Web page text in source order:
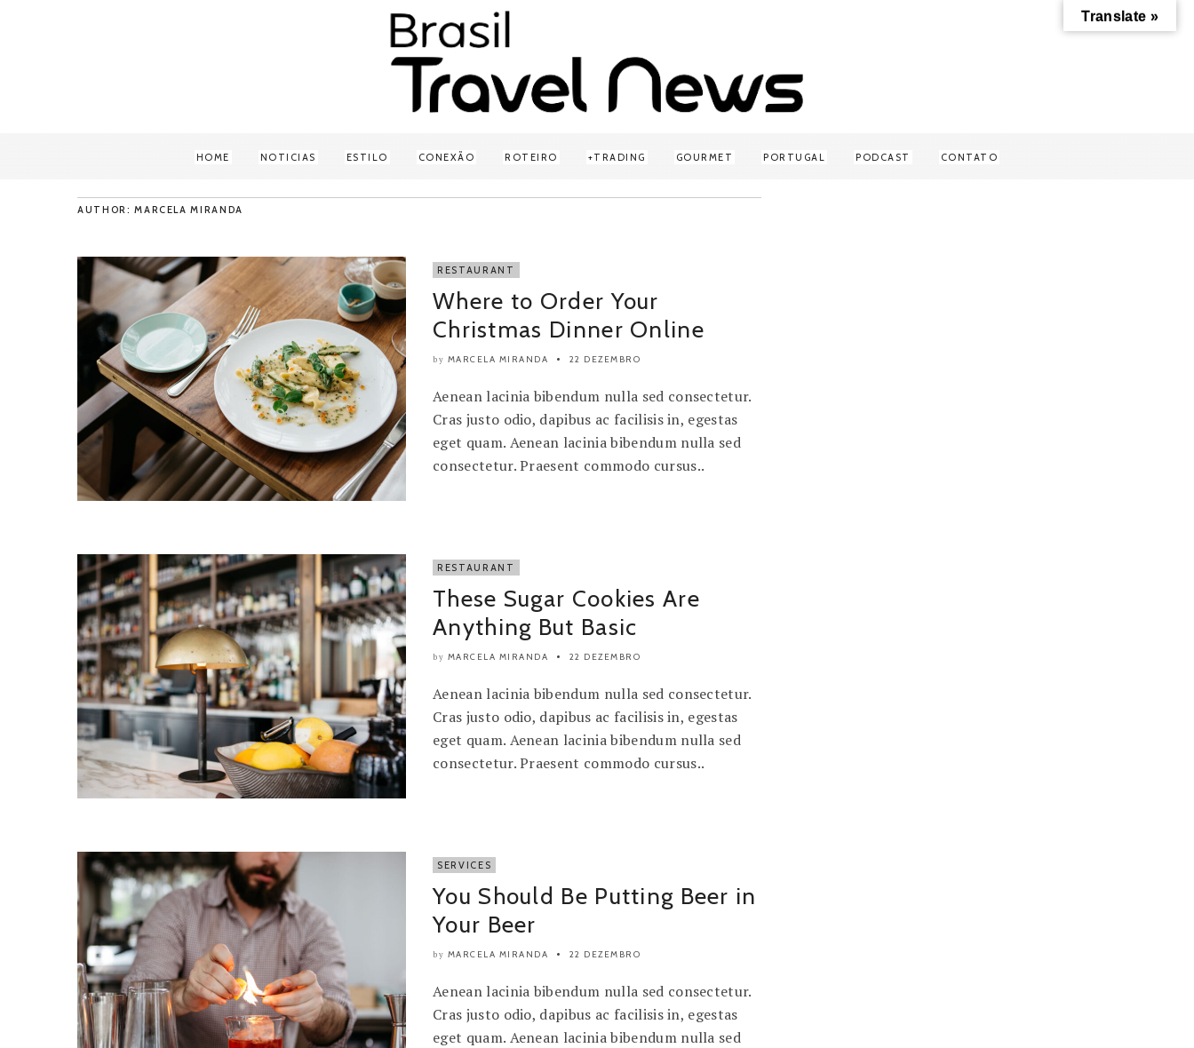
HOME NOTICIAS ESTILO CONEXÃO ROTEIRO TRADING GOURMET PORTUGAL PODCAST CONTATO
AUTHOR: MARCELA MIRANDA
RESTAURANT
Where to Order Your
Christmas Dinner Online
by MARCELA MIRANDA 22 DEZEMBRO
Aenean lacinia bibendum nulla sed consectetur.
Cras justo odio, dapibus ac facilisis in, egestas
eget quam. Aenean lacinia bibendum nulla sed
consectetur. Praesent commodo cursus..
RESTAURANT
These Sugar Cookies Are
Anything But Basic
by MARCELA MIRANDA 22 DEZEMBRO
Aenean lacinia bibendum nulla sed consectetur.
Cras justo odio, dapibus ac facilisis in, egestas
eget quam. Aenean lacinia bibendum nulla sed
consectetur. Praesent commodo cursus..
SERVICES
You Should Be Putting Beer in
Your Beer
by MARCELA MIRANDA 22 DEZEMBRO
Aenean lacinia bibendum nulla sed consectetur.
Cras justo odio, dapibus ac facilisis in, egestas
eget quam. Aenean lacinia bibendum nulla sed
Translate »